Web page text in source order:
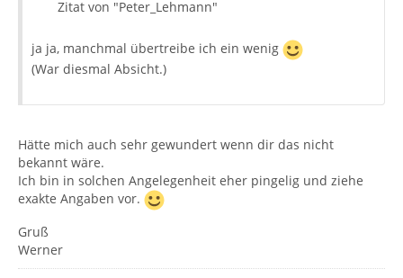
Zitat von "Peter_Lehmann"
ja ja, manchmal übertreibe ich ein wenig
(War diesmal Absicht.)
Hätte mich auch sehr gewundert wenn dir das nicht
bekannt wäre.
Ich bin in solchen Angelegenheit eher pingelig und ziehe
exakte Angaben vor.
Gruß
Werner